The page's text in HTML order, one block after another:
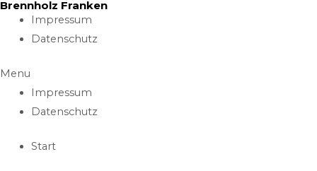
Skip
content
Brennholz Franken
Impressum
Datenschutz
Menu
Impressum
Datenschutz
Start